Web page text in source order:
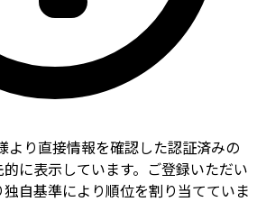
より直接情報を確認した認証済みの
に表示しています。ご登録いただい
自基準により順位を割り当てていま